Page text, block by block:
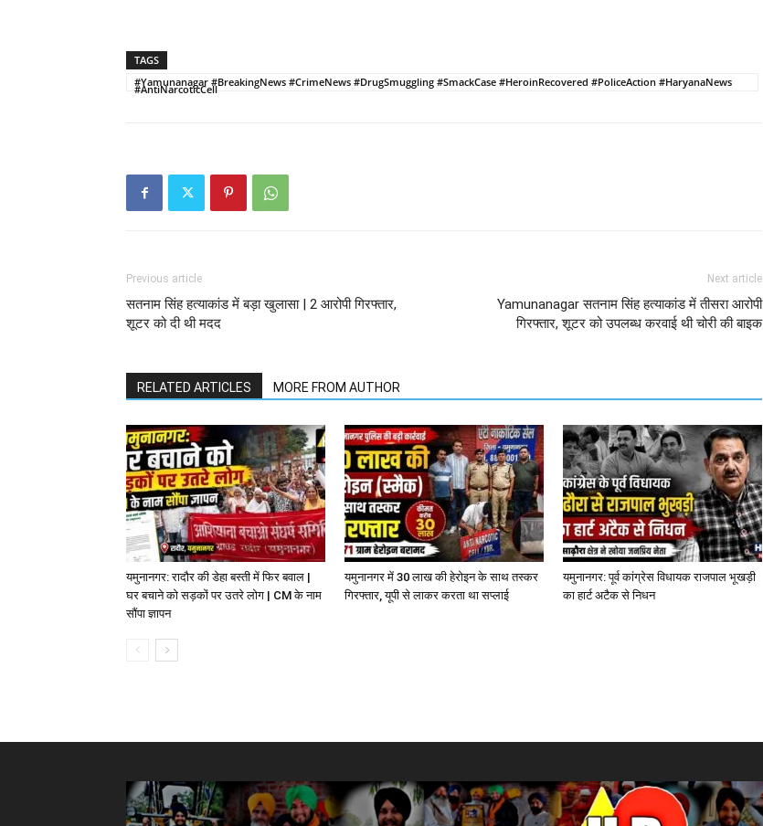
TAGS
#Yamunanagar #BreakingNews #CrimeNews #DrugSmuggling #SmackCase #HeroinRecovered #PoliceAction #HaryanaNews
#AntiNarcoticCell
Previous article
सतनाम सिंह हत्याकांड में बड़ा खुलासा | 2 आरोपी गिरफ्तार,
शूटर को दी थी मदद
Next article
Yamunanagar सतनाम सिंह हत्याकांड में तीसरा आरोपी
गिरफ्तार, शूटर को उपलब्ध करवाई थी चोरी की बाइक
RELATED ARTICLES MORE FROM AUTHOR
यमुनानगर: रादौर की डेहा बस्ती में फिर बवाल |
घर बचाने को सड़कों पर उतरे लोग | CM के नाम
सौंपा ज्ञापन
यमुनानगर में 30 लाख की हेरोइन के साथ तस्कर
गिरफ्तार, यूपी से लाकर करता था सप्लाई
यमुनानगर: पूर्व कांग्रेस विधायक राजपाल भूखड़ी
का हार्ट अटैक से निधन